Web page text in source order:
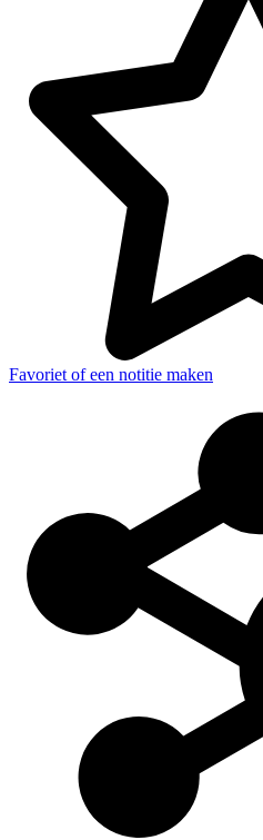
Favoriet of een notitie maken